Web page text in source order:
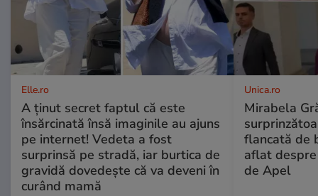
Elle.ro
A ținut secret faptul că este
însărcinată însă imaginile au ajuns
pe internet! Vedeta a fost
surprinsă pe stradă, iar burtica de
gravidă dovedește că va deveni în
curând mamă
Unica.ro
Mirabela
flancată de
aflat
de Apel